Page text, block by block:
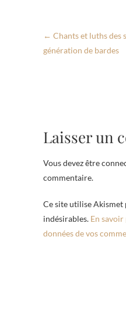
← Chants et luths des
génération de bardes
Laisser un
Vous devez être
commentaire.
Ce site utilise
indésirables. En
données de vos